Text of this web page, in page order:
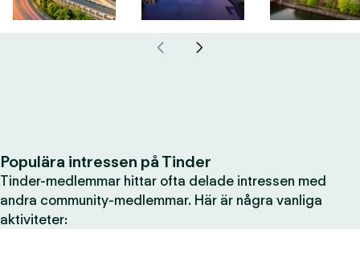
Populära intressen på Tinder
Tinder-medlemmar hittar ofta delade intressen med
andra community-medlemmar. Här är några vanliga
aktiviteter: